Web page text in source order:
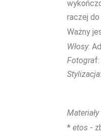
raczej do
Ważny
Włosy:
Fotograf:
Stylizacja
* etos -